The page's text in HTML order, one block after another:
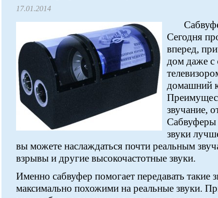
17.01.2014
Сегодня
вперед,
дом даже
домашний
звучание,
Сабвуферы
звуки
вы можете наслаждаться почти реальным
взрывы и другие высокочастотные звуки.
Именно сабвуфер помогает передавать такие
максимально похожими на реальные звуки.